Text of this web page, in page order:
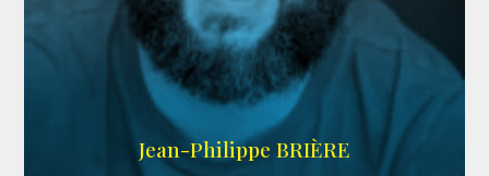
LINKEDIN
Jean-Philippe BRIÈRE